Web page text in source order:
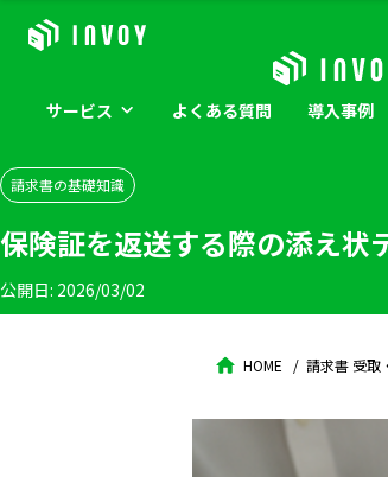
サービス よくある質問 導入事例
請求書の基礎知識
保険証を返送する際の添え状
公開日: 2026/03/02
HOME 請求書 受取